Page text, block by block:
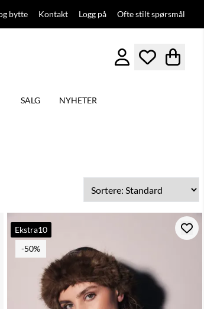
bytte Kontakt Logg på Ofte stilt spørsmål
SALG NYHETER
Ekstra10
-50%